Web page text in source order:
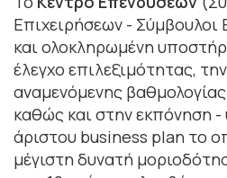
Επιχειρήσεων -
και ολοκληρωμένη
έλεγχο επιλεξιμότητας,
αναμενόμενης
καθώς και στην εκπόνηση
άριστου business plan το
μέγιστη δυνατή